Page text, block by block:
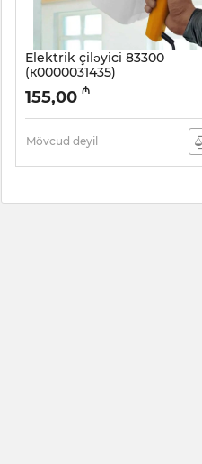
Elektrik çiləyici 83300
(к0000031435)
Artikul: 003001429
155,00 ₼
Mövcud deyil